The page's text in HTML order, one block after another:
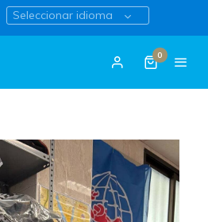
Seleccionar idioma
0